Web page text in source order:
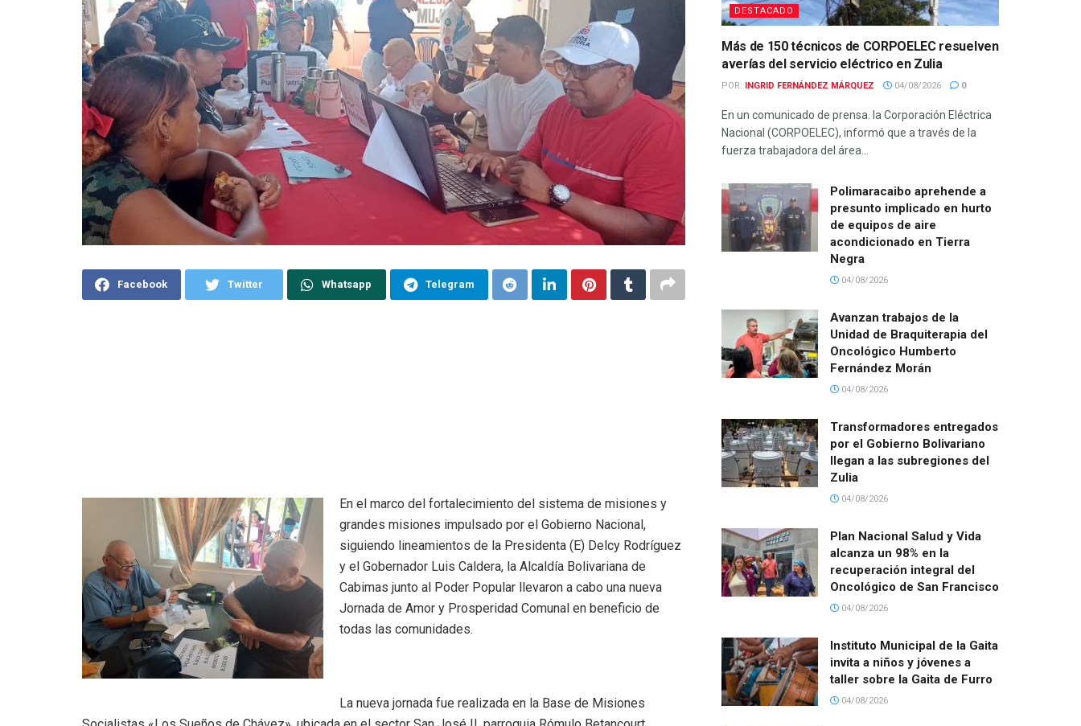
Facebook Twitter Whatsapp Telegram
En el marco del fortalecimiento del sistema de misiones y
grandes misiones impulsado por el Gobierno Nacional,
siguiendo lineamientos de la Presidenta (E) Delcy Rodríguez
y el Gobernador Luis Caldera, la Alcaldía Bolivariana de
Cabimas junto al Poder Popular llevaron a cabo una nueva
Jornada de Amor y Prosperidad Comunal en beneficio de
todas las comunidades.
La nueva jornada fue realizada en la Base de Misiones
DESTACADO
Más de 150 técnicos de CORPOELEC resuelven
averías del servicio eléctrico en Zulia
POR: INGRID FERNÁNDEZ MÁRQUEZ 04/08/2026 0
En un comunicado de prensa. la Corporación Eléctrica
Nacional (CORPOELEC), informó que a través de la
fuerza trabajadora del área...
Polimaracaibo aprehende a
presunto implicado en hurto
de equipos de aire
acondicionado en Tierra
Negra
04/08/2026
Avanzan trabajos de la
Unidad de Braquiterapia del
Oncológico Humberto
Fernández Morán
04/08/2026
Transformadores entregados
por el Gobierno Bolivariano
llegan a las subregiones del
Zulia
04/08/2026
Plan Nacional Salud y Vida
alcanza un 98% en la
recuperación integral del
Oncológico de San Francisco
04/08/2026
Instituto Municipal de la Gaita
invita a niños y jóvenes a
taller sobre la Gaita de Furro
04/08/2026